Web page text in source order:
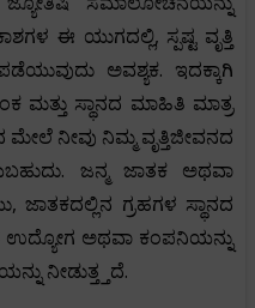
ಈ ಯುಗದಲ್ಲಿ, ಸ್ಪಷ್ಟ ವೃತ್ತಿ
ಅವಶ್ಯಕ. ಇದಕ್ಕಾಗಿ
ಮತ್ತು ಸ್ಥಾನದ ಮಾಹಿತಿ ಮಾತ್ರ
ಮೇಲೆ ನೀವು ನಿಮ್ಮ ವೃತ್ತಿಜೀವನದ
ಜನ್ಮ ಜಾತಕ ಅಥವಾ
ಜಾತಕದಲ್ಲಿನ ಗ್ರಹಗಳ ಸ್ಥಾನದ
ಉದ್ಯೋಗ ಅಥವಾ ಕಂಪನಿಯನ್ನು
ನೀಡುತ್ತ್ತದೆ.